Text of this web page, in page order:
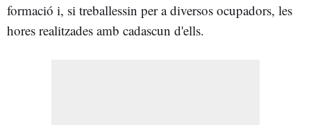
formació i, si treballessin per a diversos ocupadors, les
hores realitzades amb cadascun d'ells.